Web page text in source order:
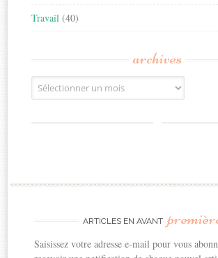
Travail (40)
archives
Archives
ARTICLES EN AVANT
Saisissez votre adresse e-mail pour vous